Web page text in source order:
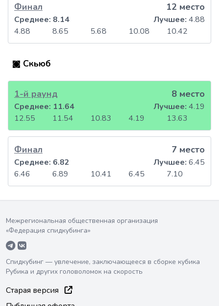
Финал 12 место
4.88 8.65 5.68 10.08 10.42
Среднее: 8.14 Лучшее: 4.88
Скьюб
1-й раунд 8 место
12.55 11.54 10.83 4.19 13.63
Среднее: 11.64 Лучшее: 4.19
Финал 7 место
6.46 6.89 10.41 6.45 7.10
Среднее: 6.82 Лучшее: 6.45
Межрегиональная общественная организация
«Федерация спидкубинга»
Спидкубинг — увлечение, заключающееся в сборке кубика
Рубика и других головоломок на скорость
Старая версия